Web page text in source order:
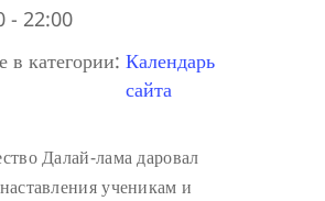
- 22:00
в категории: Календарь
сайта
Далай-лама даровал
ученикам и